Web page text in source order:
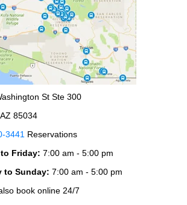
St Ste 300
85034
3441 Reservations
Friday: 7:00 am - 5:00 pm
to Sunday: 7:00 am - 5:00 pm
book online 24/7